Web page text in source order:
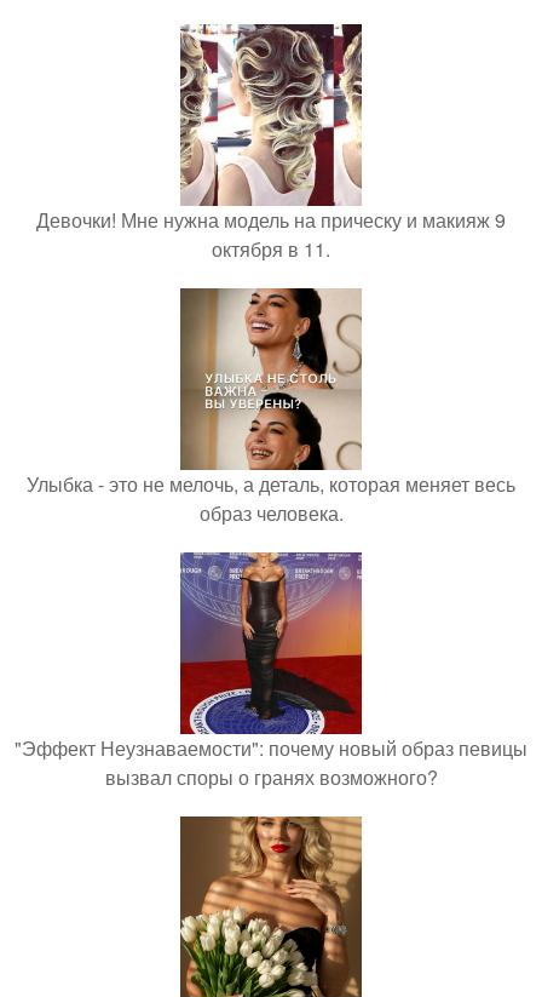
Девочки! Мне нужна модель на прическу и макияж 9
октября в 11.
Улыбка - это не мелочь, а деталь, которая меняет весь
образ человека.
"Эффект Неузнаваемости": почему новый образ певицы
вызвал споры о гранях возможного?